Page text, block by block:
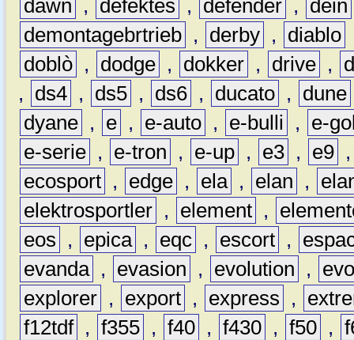
dawn , defektes , defender , dein
demontagebrtrieb , derby , diablo
doblò , dodge , dokker , drive ,
,
ds4 , ds5 , ds6 , ducato , dune
dyane , e , e-auto , e-bulli ,
e-
e-serie , e-tron , e-up , e3 , e9
ecosport , edge , ela , elan ,
elektrosportler , element ,
eos
, epica , eqc , escort ,
evanda , evasion , evolution ,
explorer , export , express ,
f12tdf , f355 , f40 , f430 , f50 ,